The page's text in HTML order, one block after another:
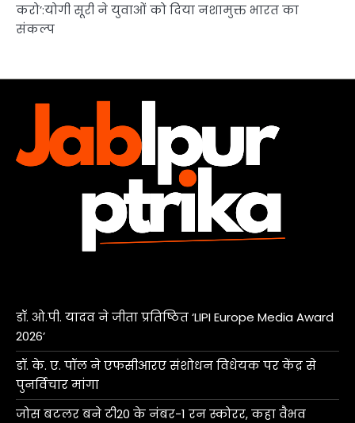
करो’:योगी सूरी ने युवाओं को दिया नशामुक्त भारत का
संकल्प
डॉ. ओ.पी. यादव ने जीता प्रतिष्ठित ‘LIPI Europe Media Award
2026’
डॉ. के. ए. पॉल ने एफसीआरए संशोधन विधेयक पर केंद्र से
पुनर्विचार मांगा
जोस बटलर बने टी20 के नंबर-1 रन स्कोरर, कहा वैभव